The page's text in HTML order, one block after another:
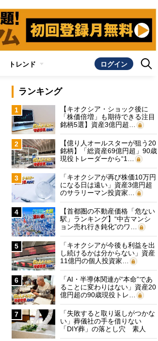
トレンド ログイン
ランキング
1
【キオクシア・ショック後に
「株価倍増」も期待できる注目
銘柄5選】資産3億円超…
2
【億り人オールスターが狙う20
銘柄】「総資産69億円超」90歳
現役トレーダーから“1…
3
「キオクシアが再び株価10万円
になる日は遠い」資産3億円超
のサラリーマン投資家…
4
【首都圏の不動産価格「危ない
駅」ランキング】“中古マンシ
ョン売れ行き鈍化”のワ…
5
「キオクシアが今後も利益を出
し続けるかは分からない」資産
11億円の個人投資家…
6
「AI・半導体関連が“本命”であ
ることに変わりはない」資産20
億円超の90歳現役トレ…
7
「失敗すると取り返しがつかな
い」葬儀社の手を借りない
「DIY葬」の落とし穴 素人
に…